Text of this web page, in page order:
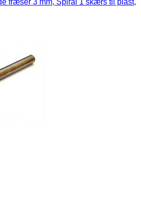
fræser 3 mm, Spiral 1 skærs til plast,